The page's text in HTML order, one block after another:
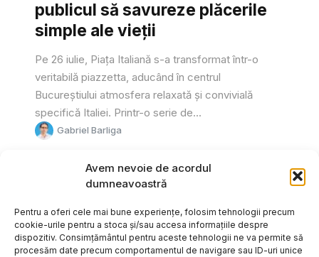
Avem nevoie de acordul
dumneavoastră
Pentru a oferi cele mai bune experiențe, folosim tehnologii precum
cookie-urile pentru a stoca și/sau accesa informațiile despre
dispozitiv. Consimțământul pentru aceste tehnologii ne va permite să
procesăm date precum comportamentul de navigare sau ID-uri unice
publicul să savureze plăcerile
simple ale vieții
Pe 26 iulie, Piața Italiană s-a transformat într-o
veritabilă piazzetta, aducând în centrul
Bucureștiului atmosfera relaxată și convivială
specifică Italiei. Printr-o serie de...
Gabriel Barliga